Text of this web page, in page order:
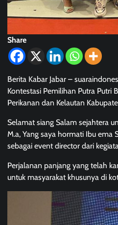
Share
Berita Kabar Jabar –
Kontestasi Pemilihan Putra Putri
Perikanan dan Kelautan
Selamat siang Salam sejahtera
M.a, Yang saya hormati Ibu ema
sebagai event director dari
Perjalanan panjang yang telah
untuk masyarakat khusunya di